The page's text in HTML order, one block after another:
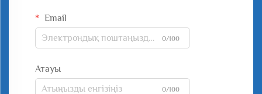
Email
0/100
Атауы
0/100